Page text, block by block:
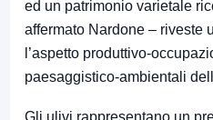
ed un patrimonio varietale
affermato Nardone – riveste
l’aspetto produttivo-
paesaggistico-ambientali